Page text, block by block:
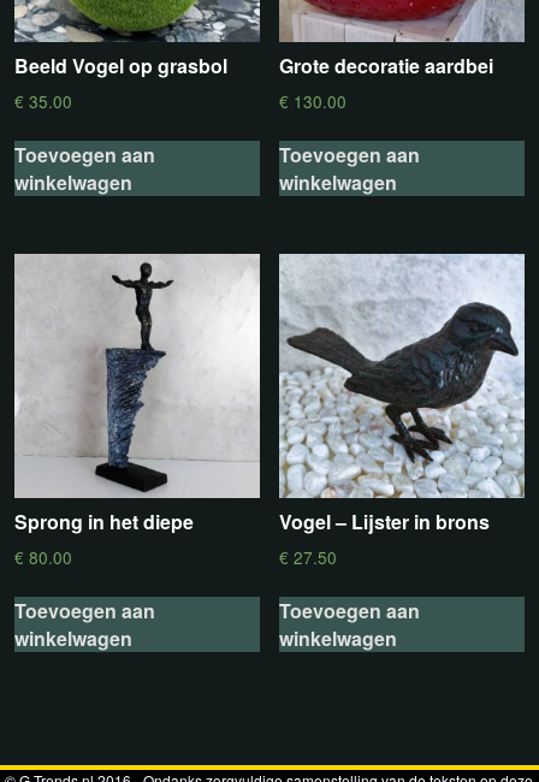
Beeld Vogel op grasbol
€ 35.00
Toevoegen aan
winkelwagen
Grote decoratie aardbei
€ 130.00
Toevoegen aan
winkelwagen
Sprong in het diepe
€ 80.00
Toevoegen aan
winkelwagen
Vogel – Lijster in brons
€ 27.50
Toevoegen aan
winkelwagen